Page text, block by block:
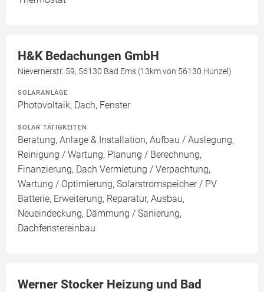
H&K Bedachungen GmbH
Nievernerstr. 59, 56130 Bad Ems (13km von 56130 Hunzel)
SOLARANLAGE
Photovoltaik, Dach, Fenster
SOLAR TÄTIGKEITEN
Beratung, Anlage & Installation, Aufbau / Auslegung,
Reinigung / Wartung, Planung / Berechnung,
Finanzierung, Dach Vermietung / Verpachtung,
Wartung / Optimierung, Solarstromspeicher / PV
Batterie, Erweiterung, Reparatur, Ausbau,
Neueindeckung, Dämmung / Sanierung,
Dachfenstereinbau
Werner Stocker Heizung und Bad